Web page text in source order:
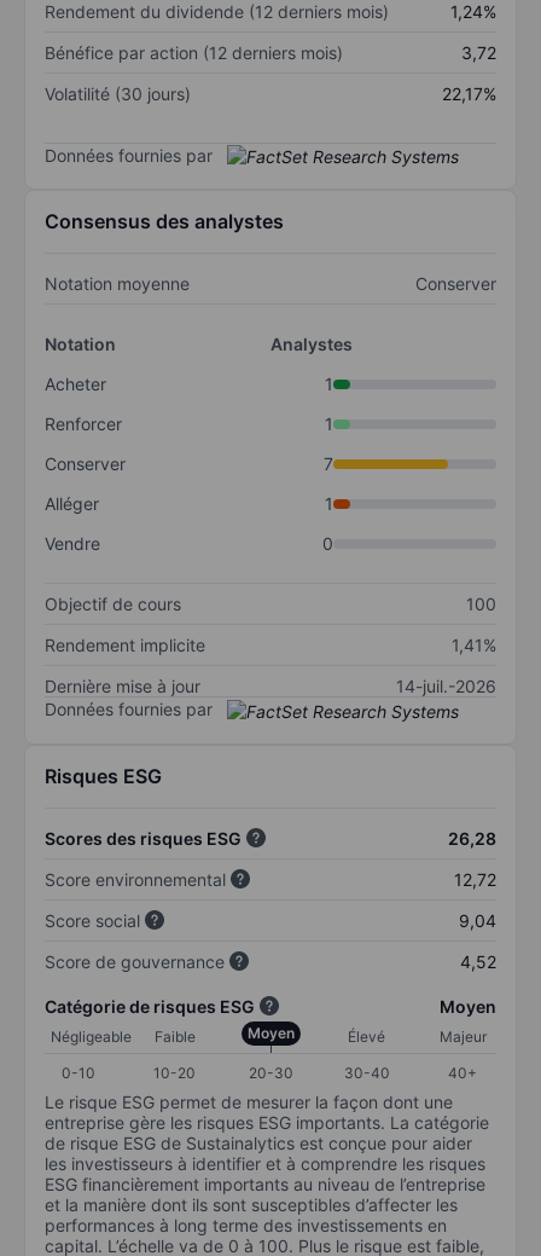
Rendement du dividende (12 derniers mois)
1,24%
Bénéfice par action (12 derniers mois)
3,72
Volatilité (30 jours)
22,17%
Données fournies par
Consensus des analystes
Notation moyenne Conserver
Notation
Analystes
Acheter
1
Renforcer
1
Conserver
7
Alléger
1
Vendre
0
Objectif de cours
100
Rendement implicite
1,41%
Dernière mise à jour
14-juil.-2026
Données fournies par
Risques ESG
Scores des risques ESG
26,28
Score environnemental
12,72
Score social
9,04
Score de gouvernance
4,52
Catégorie de risques ESG Moyen
Négligeable Faible Moyen Élevé
Majeur
0-10
10-20 20-30 30-40 40+
Le risque ESG permet de mesurer la façon dont une
entreprise gère les risques ESG importants. La catégorie
de risque ESG de Sustainalytics est conçue pour aider
les investisseurs à identifier et à comprendre les risques
ESG financièrement importants au niveau de l’entreprise
et la manière dont ils sont susceptibles d’affecter les
performances à long terme des investissements en
capital. L’échelle va de 0 à 100. Plus le risque est faible,